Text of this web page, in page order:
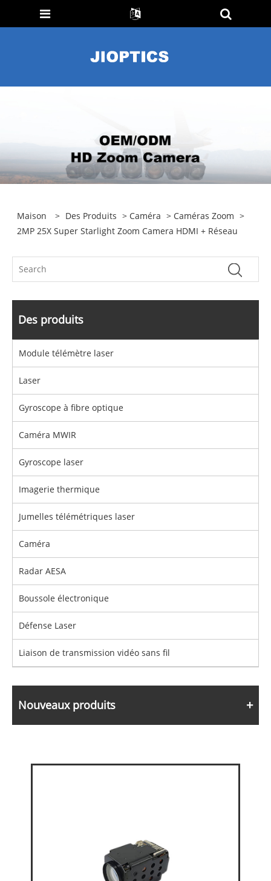
Maison > Des Produits > Caméra > Caméras Zoom >
2MP 25X Super Starlight Zoom Camera HDMI + Réseau
Des produits
Module télémètre laser
Laser
Gyroscope à fibre optique
Caméra MWIR
Gyroscope laser
Imagerie thermique
Jumelles télémétriques laser
Caméra
Radar AESA
Boussole électronique
Défense Laser
Liaison de transmission vidéo sans fil
Nouveaux produits